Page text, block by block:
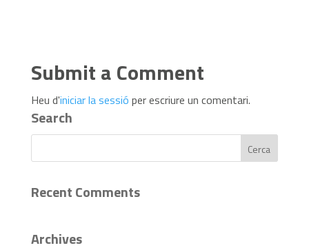
Submit a Comment
Heu d'iniciar la sessió per escriure un comentari.
Search
Recent Comments
Archives